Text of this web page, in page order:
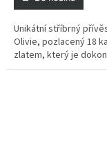
Unikátní stříbrný
Olivie, pozlacený 18
zlatem, který je